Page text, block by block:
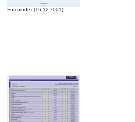
Forenindex (16.12.2001)